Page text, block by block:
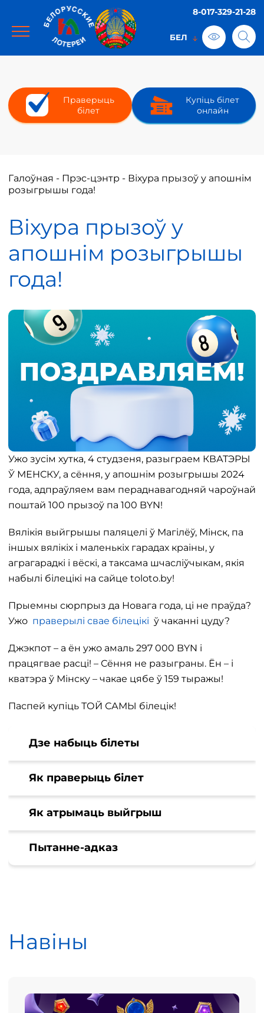
8-017-329-21-28
Праверыць
білет
Купіць білет
онлайн
Галоўная - Прэс-цэнтр - Віхура прызоў у апошнім
розыгрышы года!
Віхура прызоў у
апошнім розыгрышы
года!
Ужо зусім хутка, 4 студзеня, разыграем КВАТЭРЫ
Ў МЕНСКУ, а сёння, у апошнім розыгрышы 2024
года, адпраўляем вам пераднавагодняй чароўнай
поштай 100 прызоў па 100 BYN!
Вялікія выйгрышы паляцелі ў Магілёў, Мінск, па
іншых вялікіх і маленькіх гарадах краіны, у
аграгарадкі і вёскі, а таксама шчасліўчыкам, якія
набылі білецікі на сайце toloto.by!
Прыемны сюрпрыз да Новага года, ці не праўда?
Ужо праверылі свае білецікі ў чаканні цуду?
Джэкпот – а ён ужо амаль 297 000 BYN і
працягвае расці! – Сёння не разыграны. Ён – і
кватэра ў Мінску – чакае цябе ў 159 тыражы!
Паспей купіць ТОЙ САМЫ білецік!
Дзе набыць білеты
Як праверыць білет
Як атрымаць выйгрыш
Пытанне-адказ
Навіны